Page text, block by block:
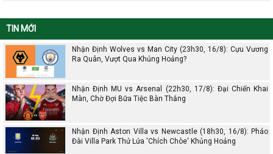
TIN MỚI
Nhận Định Wolves vs Man City (23h30, 16/8): Cựu Vương
Ra Quân, Vượt Qua Khủng Hoảng?
Nhận Định MU vs Arsenal (22h30, 17/8): Đại Chiến Khai
Màn, Chờ Đợi Bữa Tiệc Bàn Thắng
Nhận Định Aston Villa vs Newcastle (18h30, 16/8): Pháo
Đài Villa Park Thử Lửa 'Chích Chòe' Khủng Hoảng